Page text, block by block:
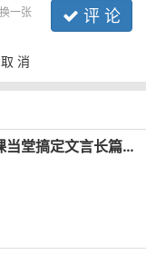
换一张 评 论
取 消
【视频】高考语文10次课当堂搞定文言长篇默写培训课程